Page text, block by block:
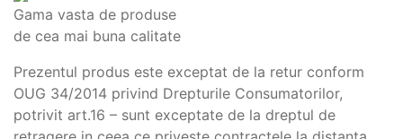
Gama vasta de produse
de cea mai buna calitate
Prezentul produs este exceptat de la retur conform
OUG 34/2014 privind Drepturile Consumatorilor,
potrivit art.16 – sunt exceptate de la dreptul de